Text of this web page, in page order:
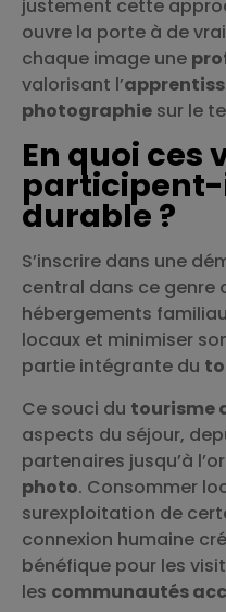
justement cette
ouvre la porte à de
chaque image une
valorisant l’
photographie sur le
En quoi ces
durable ?
S’inscrire dans une
central dans ce genre
hébergements
locaux et minimiser
partie intégrante du
Ce souci du tourisme
aspects du séjour,
partenaires jusqu’à
photo. Consommer
surexploitation de
connexion humaine
bénéfique pour les
les communautés